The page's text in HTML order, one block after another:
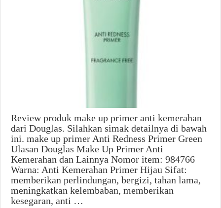
Review produk make up primer anti kemerahan
dari Douglas. Silahkan simak detailnya di bawah
ini. make up primer Anti Redness Primer Green
Ulasan Douglas Make Up Primer Anti
Kemerahan dan Lainnya Nomor item: 984766
Warna: Anti Kemerahan Primer Hijau Sifat:
memberikan perlindungan, bergizi, tahan lama,
meningkatkan kelembaban, memberikan
kesegaran, anti …